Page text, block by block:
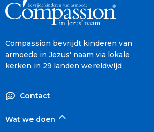
Compassion bevrijdt kinderen van
armoede in Jezus' naam via lokale
kerken in 29 landen wereldwijd
Contact
Wat we doen